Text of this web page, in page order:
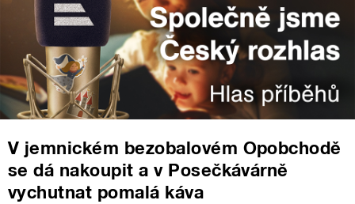
V jemnickém bezobalovém Opobchodě
se dá nakoupit a v Posečkávárně
vychutnat pomalá káva